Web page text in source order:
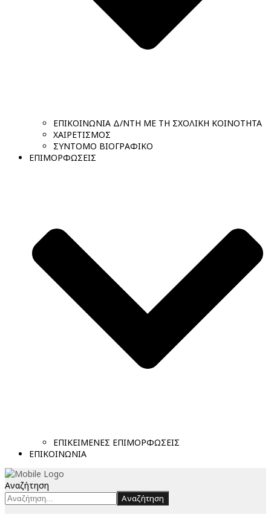
ΕΠΙΚΟΙΝΩΝΙΑ Δ/ΝΤΗ ΜΕ ΤΗ ΣΧΟΛΙΚΗ ΚΟΙΝΟΤΗΤΑ
ΧΑΙΡΕΤΙΣΜΟΣ
ΣΥΝΤΟΜΟ ΒΙΟΓΡΑΦΙΚΟ
ΕΠΙΜΟΡΦΩΣΕΙΣ
ΕΠΙΚΕΙΜΕΝΕΣ ΕΠΙΜΟΡΦΩΣΕΙΣ
ΕΠΙΚΟΙΝΩΝΙΑ
Αναζήτηση
Αναζήτηση